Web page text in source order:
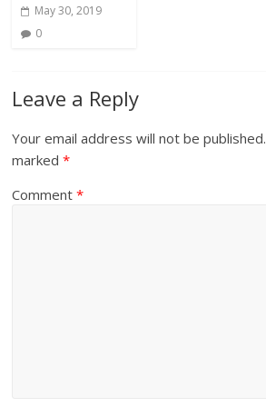
May 30, 2019
0
Leave a Reply
Your email address will not be published.
marked*
Comment*